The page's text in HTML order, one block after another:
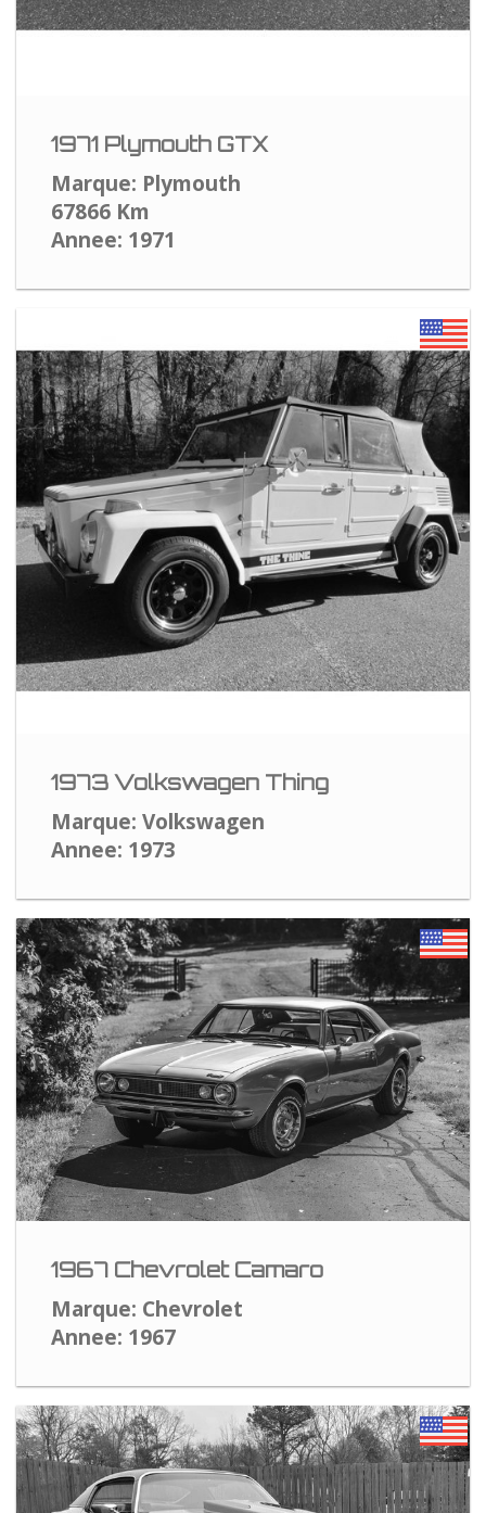
1971 Plymouth GTX
Marque: Plymouth
67866 Km
Annee: 1971
1973 Volkswagen Thing
Marque: Volkswagen
Annee: 1973
1967 Chevrolet Camaro
Marque: Chevrolet
Annee: 1967